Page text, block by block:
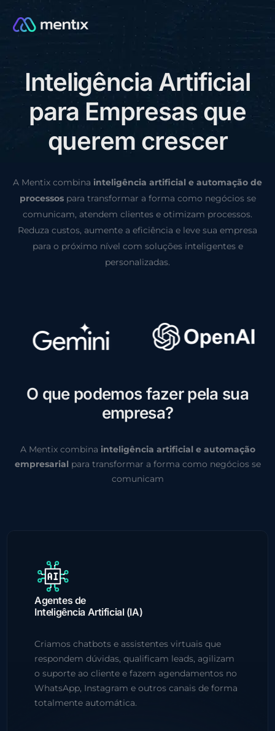
Inteligência Artificial
para Empresas que
querem crescer
A Mentix combina inteligência artificial e automação de
processospara transformar a forma como negócios se
comunicam, atendem clientes e otimizam processos.
Reduza custos, aumente a eficiência e leve sua empresa
para o próximo nível com soluções inteligentes e
personalizadas.
O que podemos fazer pela sua
empresa?
A Mentix combina inteligência artificial e automação
empresarial para transformar a forma como negócios se
comunicam
Agentes de
Inteligência Artificial (IA)
Criamos chatbots e assistentes virtuais que
respondem dúvidas, qualificam leads, agilizam
o suporte ao cliente e fazem agendamentos no
WhatsApp, Instagram e outros canais de forma
totalmente automática.
CONSULTORIA GRÁTIS